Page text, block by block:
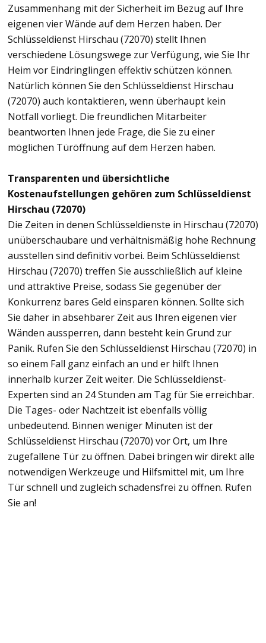
Zusammenhang mit der Sicherheit im Bezug auf Ihre
eigenen vier Wände auf dem Herzen haben. Der
Schlüsseldienst Hirschau (72070) stellt Ihnen
verschiedene Lösungswege zur Verfügung, wie Sie Ihr
Heim vor Eindringlingen effektiv schützen können.
Natürlich können Sie den Schlüsseldienst Hirschau
(72070) auch kontaktieren, wenn überhaupt kein
Notfall vorliegt. Die freundlichen Mitarbeiter
beantworten Ihnen jede Frage, die Sie zu einer
möglichen Türöffnung auf dem Herzen haben.
Transparenten und übersichtliche
Kostenaufstellungen gehören zum Schlüsseldienst
Hirschau (72070)
Die Zeiten in denen Schlüsseldienste in Hirschau (72070)
unüberschaubare und verhältnismäßig hohe Rechnung
ausstellen sind definitiv vorbei. Beim Schlüsseldienst
Hirschau (72070) treffen Sie ausschließlich auf kleine
und attraktive Preise, sodass Sie gegenüber der
Konkurrenz bares Geld einsparen können. Sollte sich
Sie daher in absehbarer Zeit aus Ihren eigenen vier
Wänden aussperren, dann besteht kein Grund zur
Panik. Rufen Sie den Schlüsseldienst Hirschau (72070) in
so einem Fall ganz einfach an und er hilft Ihnen
innerhalb kurzer Zeit weiter. Die Schlüsseldienst-
Experten sind an 24 Stunden am Tag für Sie erreichbar.
Die Tages- oder Nachtzeit ist ebenfalls völlig
unbedeutend. Binnen weniger Minuten ist der
Schlüsseldienst Hirschau (72070) vor Ort, um Ihre
zugefallene Tür zu öffnen. Dabei bringen wir direkt alle
notwendigen Werkzeuge und Hilfsmittel mit, um Ihre
Tür schnell und zugleich schadensfrei zu öffnen. Rufen
Sie an!